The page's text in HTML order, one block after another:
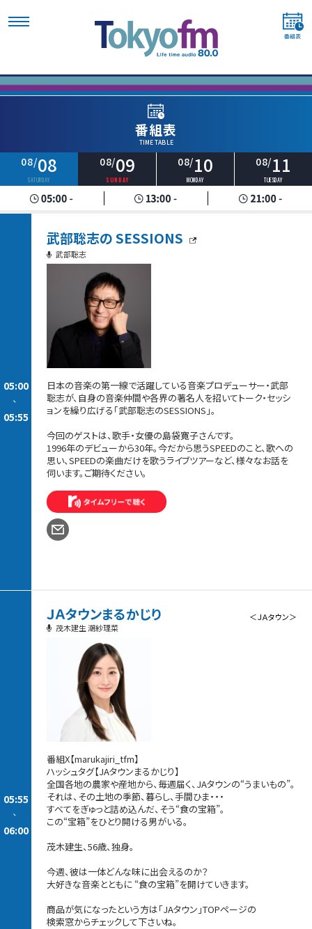
番組表
TIME TABLE
08/08
SATURDAY
08/09
SUNDAY
08/10
MONDAY
08/11
TUESDAY
05:00
-
05:55
武部聡志の SESSIONS
武部聡志
日本の音楽の第一線で活躍している音楽プロデューサー・武部
聡志が、自身の音楽仲間や各界の著名人を招いてトーク・セッシ
ョンを繰り広げる「武部聡志のSESSIONS」。
今回のゲストは、歌手・女優の島袋寛子さんです。
1996年のデビューから30年。今だから思うSPEEDのこと、歌への
思い、SPEEDの楽曲だけを歌うライブツアーなど、様々なお話を
伺います。ご期待ください。
05:55
-
06:00
ＪＡタウンまるかじり
＜ＪＡタウン＞
茂木建生 潮紗理菜
番組X【marukajiri_tfm】
ハッシュタグ【JAタウンまるかじり】
全国各地の農家や産地から、毎週届く、JAタウンの“うまいもの”。
それは、その土地の季節、暮らし、手間ひま・・・
すべてをぎゅっと詰め込んだ、そう“食の宝箱”。
この“宝箱”をひとり開ける男がいる。
茂木建生、56歳、独身。
今週、彼は一体どんな味に出会えるのか？
大好きな音楽とともに “食の宝箱”を開けていきます。
商品が気になったという方は「JAタウン」TOPページの
検索窓からチェックして下さいね。